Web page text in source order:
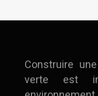
Construire
verte est